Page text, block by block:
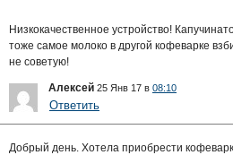
Низкокачественное устройство!
тоже самое молоко в другой кофеварке
не советую!
Алексей 25 Янв 17 в 08:10
Ответить
Добрый день. Хотела приобрести